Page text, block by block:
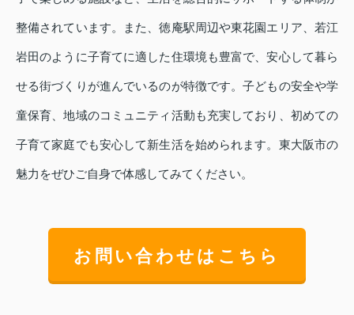
整備されています。また、徳庵駅周辺や東花園エリア、若江
岩田のように子育てに適した住環境も豊富で、安心して暮ら
せる街づくりが進んでいるのが特徴です。子どもの安全や学
童保育、地域のコミュニティ活動も充実しており、初めての
子育て家庭でも安心して新生活を始められます。東大阪市の
魅力をぜひご自身で体感してみてください。
お問い合わせはこちら